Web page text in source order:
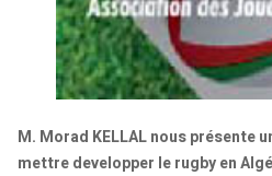
M. Morad KELLAL nous présente
mettre developper le rugby en